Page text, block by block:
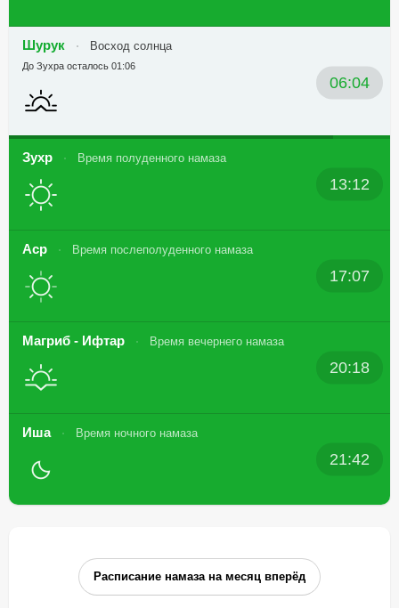
Шурук Восход солнца
06:04
До Зухра осталось 01:06
Зухр Время полуденного намаза
13:12
Аср Время послеполуденного намаза
17:07
Магриб - Ифтар Время вечернего намаза
20:18
Иша Время ночного намаза
21:42
Расписание намаза на месяц вперёд